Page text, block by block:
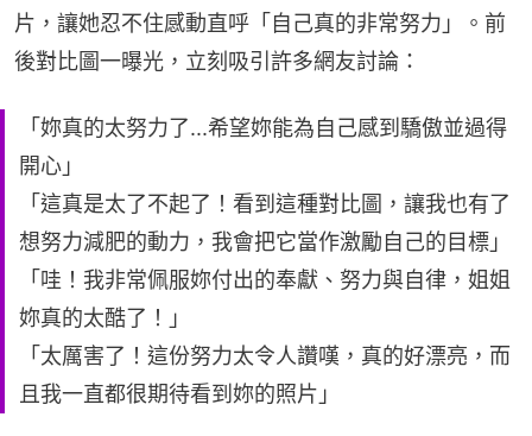
片，讓她忍不住感動直呼「自己真的非常努力」。前
後對比圖一曝光，立刻吸引許多網友討論：
「妳真的太努力了...希望妳能為自己感到驕傲並過得
開心」
「這真是太了不起了！看到這種對比圖，讓我也有了
想努力減肥的動力，我會把它當作激勵自己的目標」
「哇！我非常佩服妳付出的奉獻、努力與自律，姐姐
妳真的太酷了！」
「太厲害了！這份努力太令人讚嘆，真的好漂亮，而
且我一直都很期待看到妳的照片」